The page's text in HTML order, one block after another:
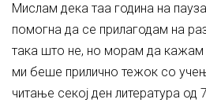
Мислам дека таа година на
помогна да се прилагодам на
така што не, но морам да кажам
ми беше прилично тежок со
читање секој ден литература од